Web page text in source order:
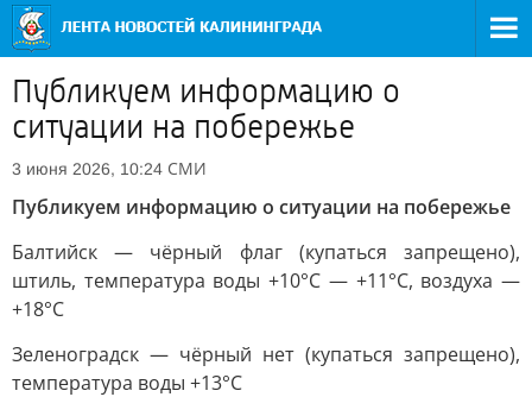
Публикуем информацию о
ситуации на побережье
3 июня 2026, 10:24 СМИ
Публикуем информацию о ситуации на побережье
Балтийск — чёрный флаг (купаться запрещено),
штиль, температура воды +10°C — +11°C, воздуха —
+18°C
Зеленоградск — чёрный нет (купаться запрещено),
температура воды +13°С